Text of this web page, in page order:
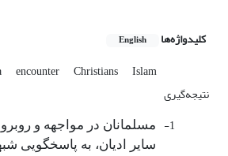
کلیدواژه‌ها English
encounter Christians
Islam
نتیجه‌گیری
1-
مسلمانان در مواجهه و
سایر ادیان، به پاسخگویی